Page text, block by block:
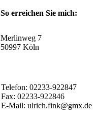
Merlinweg 7
50997 Köln
So erreichen Sie mich:
Telefon: 02233-922847
Fax: 02233-922846
E-Mail: ulrich.fink@gmx.de